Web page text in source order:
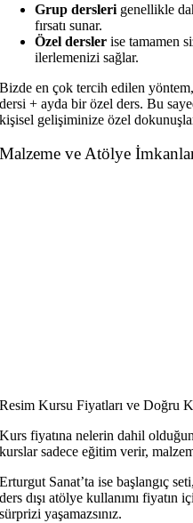
Grup dersleri genellikle
fırsatı sunar.
Özel dersler ise tamamen
ilerlemenizi sağlar.
Bizde en çok tercih edilen
dersi + ayda bir özel ders. Bu
kişisel gelişiminize özel dokunuşlar
Malzeme ve Atölye
Resim Kursu Fiyatları ve Doğru
Kurs fiyatına nelerin dahil
kurslar sadece eğitim verir,
Erturgut Sanat’ta ise başlangıç
ders dışı atölye kullanımı
sürprizi yaşamazsınız.